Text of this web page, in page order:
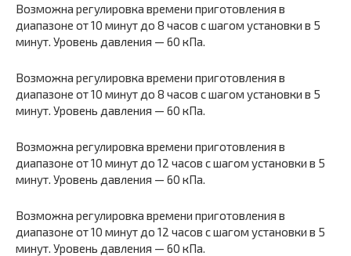
Возможна регулировка времени приготовления в
диапазоне от 10 минут до 8 часов с шагом установки в 5
минут. Уровень давления — 60 кПа.
Возможна регулировка времени приготовления в
диапазоне от 10 минут до 8 часов с шагом установки в 5
минут. Уровень давления — 60 кПа.
Возможна регулировка времени приготовления в
диапазоне от 10 минут до 12 часов с шагом установки в 5
минут. Уровень давления — 60 кПа.
Возможна регулировка времени приготовления в
диапазоне от 10 минут до 12 часов с шагом установки в 5
минут. Уровень давления — 60 кПа.